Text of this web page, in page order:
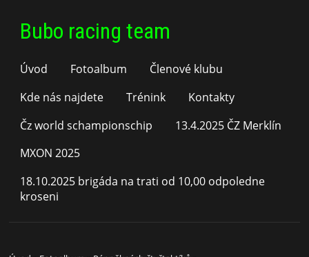
Bubo racing team
Úvod Fotoalbum
Členové klubu
Kde nás najdete
Trénink
Kontakty
Čz world schampionschip
13.4.2025 ČZ Merklín
MXON 2025
18.10.2025 brigáda na trati od 10,00 odpoledne
kroseni